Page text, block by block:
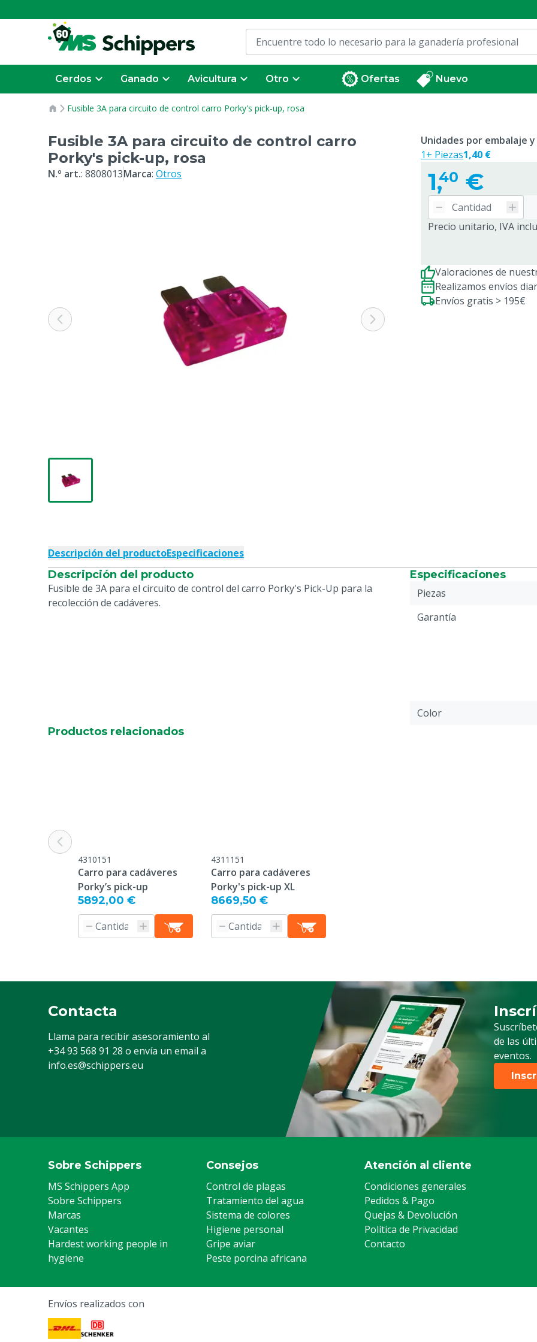
Cerdos Ganado Avicultura Otro Ofertas Nuevo
Fusible 3A para circuito de control carro Porky's pick-up, rosa
Fusible 3A para circuito de control carro
Porky's pick-up, rosa
N.º art.: 8808013Marca: Otros 1,40 €
Precio unitario, IVA
Unidades por embalaje
1+ Piezas1,40 €
Valoraciones de
Realizamos envíos
Envíos gratis > 195€
Descripción del productoEspecificaciones
Descripción del producto
Fusible de 3A para el circuito de control del carro Porky's Pick-Up para la
recolección de cadáveres.
Especificaciones
Piezas
Garantía
Color
Productos relacionados
4310151
Carro para cadáveres
Porky’s pick-up
5892,00 €
4311151
Carro para cadáveres
Porky's pick-up XL
8669,50 €
Contacta
Llama para recibir asesoramiento al
+34 93 568 91 28 o envía un email a
info.es@schippers.eu
de las
eventos.
Sobre Schippers
MS Schippers App
Sobre Schippers
Marcas
Vacantes
Hardest working people in
hygiene
Consejos
Control de plagas
Tratamiento del agua
Sistema de colores
Higiene personal
Gripe aviar
Peste porcina africana
Atención al cliente
Condiciones generales
Pedidos & Pago
Quejas & Devolución
Política de Privacidad
Contacto
Envíos realizados con